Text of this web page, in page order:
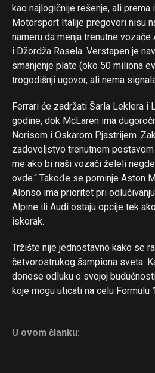
kao najlogičnije rešenje, ali prema
Motorsport Italije pregovori nisu
nameru da menja trenutne vozače
i Džordža Rasela. Verstapen je
smanjenje plate (oko 50 miliona
trogodišnji ugovor, ali nema
Ferrari će zadržati Šarla Leklera i
godine, dok McLaren ima
Norisom i Oskarom Pjastrijem.
zadovoljstvo trenutnom
me ako bi naši vozači želeli
ovde.“ Takođe se pominje Aston
Alonso ima prioritet pri
Alpine ili Audi ostaju opcije tek
iskorak.
Tržište nije jednostavno kako se
četvorostrukog šampiona sveta.
donese odluku o svojoj
koje mogu uticati na celu Formulu
U ovom članku: